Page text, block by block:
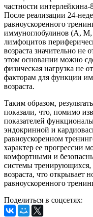
частности
После реализации 24-
равноускоренного
иммуноглобулинов (А, М,
лимфоцитов
возраста значительно не
этом основании можно
физическая нагрузка не
факторам для функции
возраста.
Таким образом,
показали, что, помимо
показателей
эндокринной и
равноускоренном
характер ее прогрессии
комфортными и
системы
возраста, что открывает
равноускоренного
Поделиться в соцсетях: